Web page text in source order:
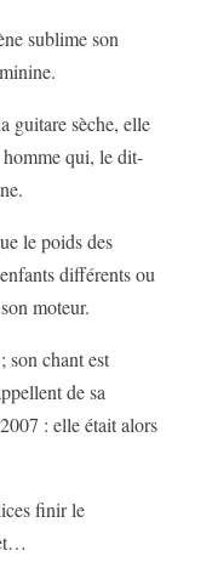
sublime son
guitare sèche, elle
homme qui, le dit-
le poids des
différents ou
moteur.
son chant est
de sa
: elle était alors
finir le